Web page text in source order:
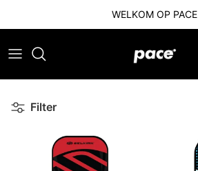
WELKOM OP PACE
Filter